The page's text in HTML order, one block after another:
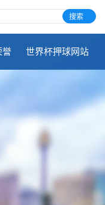
搜索
誉 世界杯押球网站